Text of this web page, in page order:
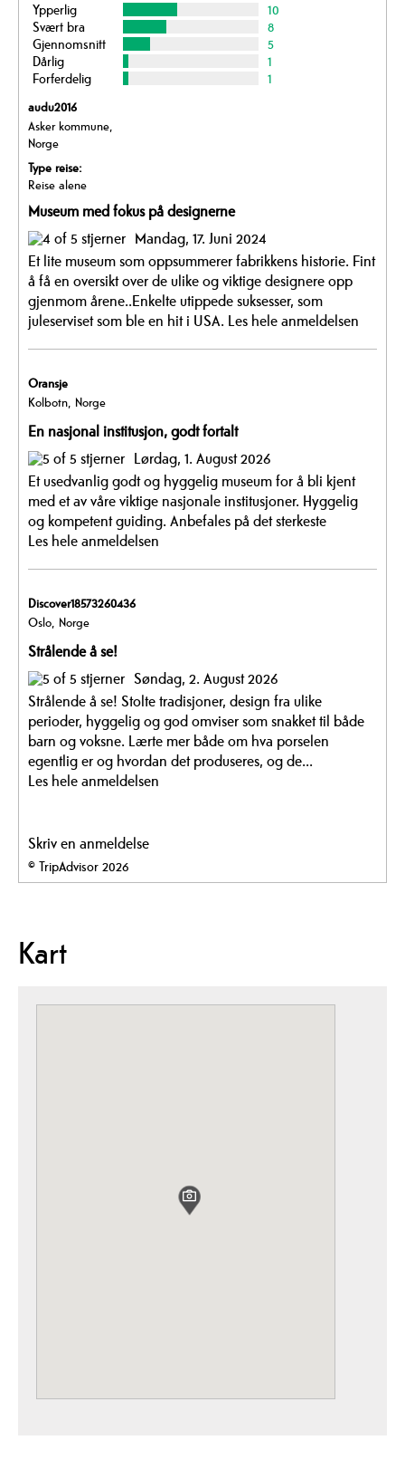
Ypperlig
10
Svært bra
8
Gjennomsnitt
5
Dårlig
1
Forferdelig
1
audu2016
Asker kommune,
Norge
Type reise:
Reise alene
Museum med fokus på designerne
Mandag, 17. Juni 2024
Et lite museum som oppsummerer fabrikkens historie. Fint
å få en oversikt over de ulike og viktige designere opp
gjenmom årene..Enkelte utippede suksesser, som
juleserviset som ble en hit i USA. Les hele anmeldelsen
Oransje
Kolbotn, Norge
En nasjonal institusjon, godt fortalt
Lørdag, 1. August 2026
Et usedvanlig godt og hyggelig museum for å bli kjent
med et av våre viktige nasjonale institusjoner. Hyggelig
og kompetent guiding. Anbefales på det sterkeste
Les hele anmeldelsen
Discover18573260436
Oslo, Norge
Strålende å se!
Søndag, 2. August 2026
Strålende å se! Stolte tradisjoner, design fra ulike
perioder, hyggelig og god omviser som snakket til både
barn og voksne. Lærte mer både om hva porselen
egentlig er og hvordan det produseres, og de...
Les hele anmeldelsen
Skriv en anmeldelse
© TripAdvisor 2026
Kart